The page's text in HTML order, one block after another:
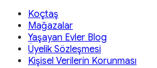
Koçtaş
Mağazalar
Yaşayan Evler Blog
Üyelik Sözleşmesi
Kişisel Verilerin Korunması